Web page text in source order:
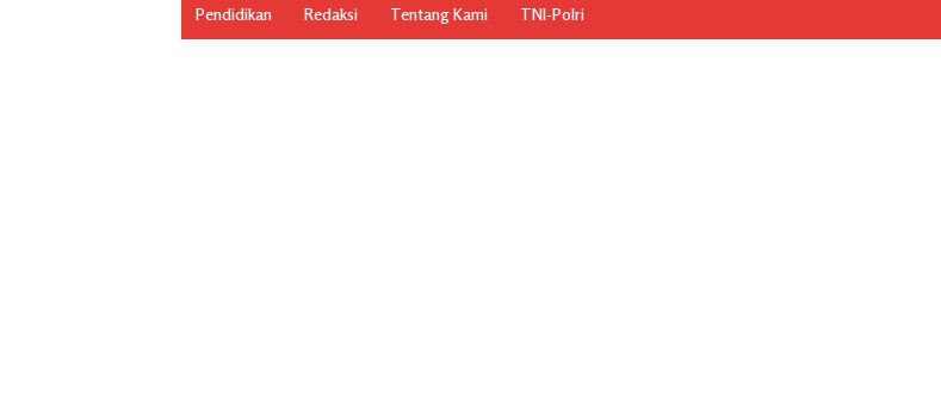
Pendidikan Redaksi Tentang Kami TNI-Polri